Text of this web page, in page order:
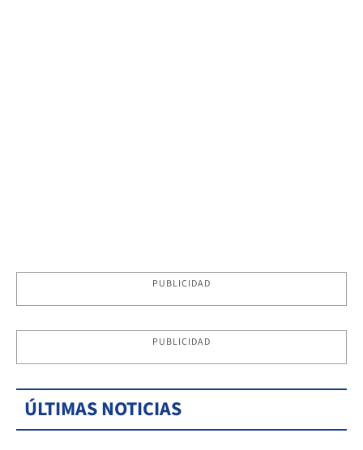
PUBLICIDAD
PUBLICIDAD
ÚLTIMAS NOTICIAS